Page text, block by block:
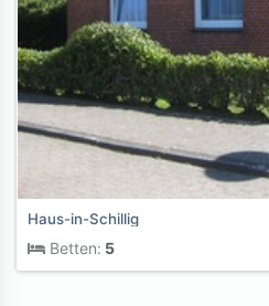
Haus-in-Schillig
Betten: 5